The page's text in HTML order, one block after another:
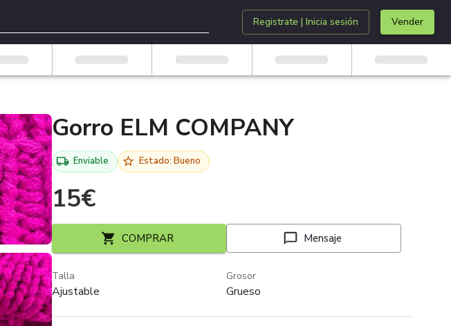
Registrate | Inicia sesión Vender
Gorro ELM COMPANY
Enviable Estado: Bueno
15€
COMPRAR Mensaje
Talla
Ajustable
Grosor
Grueso